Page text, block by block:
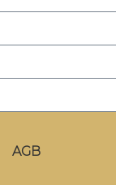
AGB